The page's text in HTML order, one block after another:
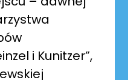
i Kunitzer”,